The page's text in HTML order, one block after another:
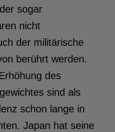
sogar
nicht
der militärische
berührt werden.
des
sind als
schon lange in
Japan hat seine